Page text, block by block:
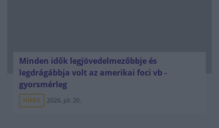
Minden idők legjövedelmezőbbje és
legdrágábbja volt az amerikai foci vb -
gyorsmérleg
HÍREK 2026. júl. 20.